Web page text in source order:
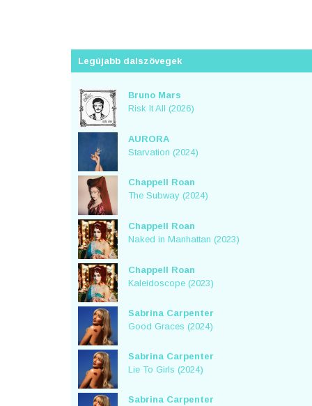
Legújabb dalszövegek
Bruno Mars
Risk It All (2026)
AURORA
Starvation (2024)
Chappell Roan
The Subway (2024)
Chappell Roan
Naked in Manhattan (2023)
Chappell Roan
Kaleidoscope (2023)
Sabrina Carpenter
Good Graces (2024)
Sabrina Carpenter
Lie To Girls (2024)
Sabrina Carpenter